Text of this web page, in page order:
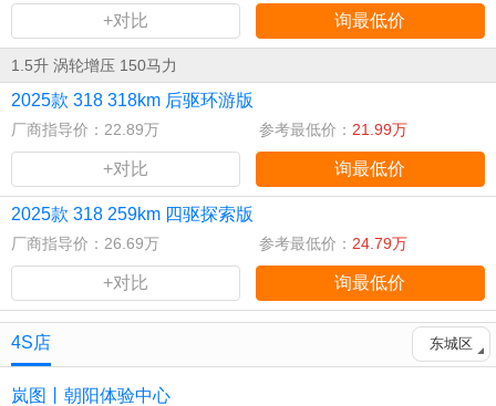
+对比 询最低价
1.5升 涡轮增压 150马力
2025款 318 318km 后驱环游版
厂商指导价：22.89万 参考最低价： 21.99万
+对比 询最低价
2025款 318 259km 四驱探索版
厂商指导价：26.69万 参考最低价： 24.79万
+对比 询最低价
4S店 东城区
岚图丨朝阳体验中心